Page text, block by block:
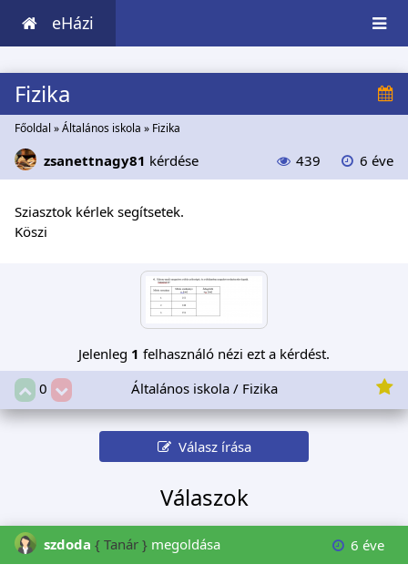
eHázi
Fizika
Főoldal »Általános iskola » Fizika
zsanettnagy81 kérdése 439 6 éve
Sziasztok kérlek segítsetek.
Köszi
Jelenleg 1 felhasználó nézi ezt a kérdést.
0
Általános iskola / Fizika
Válasz írása
Válaszok
szdoda { Tanár } megoldása 6 éve